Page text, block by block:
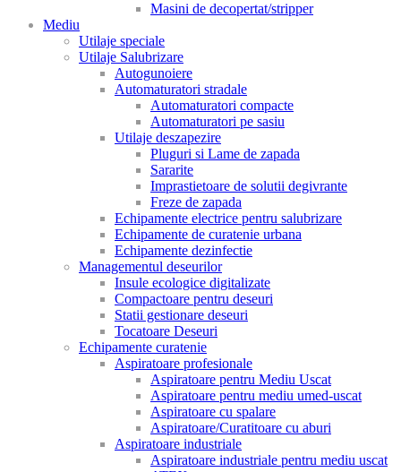
Masini de decopertat/stripper
Mediu
Utilaje speciale
Utilaje Salubrizare
Autogunoiere
Automaturatori stradale
Automaturatori compacte
Automaturatori pe sasiu
Utilaje deszapezire
Pluguri si Lame de zapada
Sararite
Imprastietoare de solutii degivrante
Freze de zapada
Echipamente electrice pentru salubrizare
Echipamente de curatenie urbana
Echipamente dezinfectie
Managementul deseurilor
Insule ecologice digitalizate
Compactoare pentru deseuri
Statii gestionare deseuri
Tocatoare Deseuri
Echipamente curatenie
Aspiratoare profesionale
Aspiratoare pentru Mediu Uscat
Aspiratoare pentru mediu umed-uscat
Aspiratoare cu spalare
Aspiratoare/Curatitoare cu aburi
Aspiratoare industriale
Aspiratoare industriale pentru mediu uscat